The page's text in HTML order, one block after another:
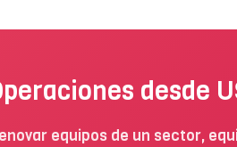
desde
equipos de un sector,